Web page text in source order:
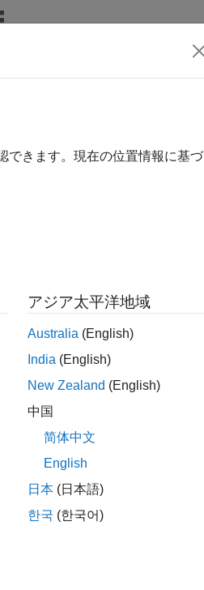
architecture model.
in your software architecture.
property on the
できます。現在の位置情報に基づ
アジア太平洋地域
Australia (English)
India (English)
New Zealand (English)
中国
简体中文
English
日本 (日本語)
한국 (한국어)